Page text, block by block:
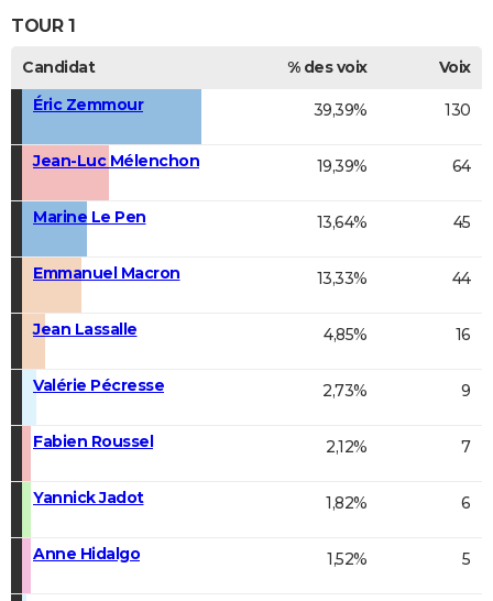
TOUR 1
Candidat % des voix
Voix
Éric Zemmour
39,39% 130
Jean-Luc Mélenchon 19,39% 64
Marine Le Pen 13,64% 45
Emmanuel Macron 13,33% 44
Jean Lassalle 4,85% 16
Valérie Pécresse 2,73% 9
Fabien Roussel 2,12% 7
Yannick Jadot 1,82% 6
Anne Hidalgo 1,52% 5